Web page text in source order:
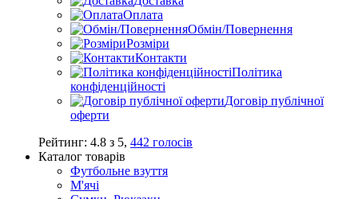
Оплата
Обмін/Повернення
Розміри
Контакти
Політика
конфіденційності
Договір публічної
оферти
Рейтинг: 4.8 з 5, 442 голосів
Каталог товарів
Футбольне взуття
М'ячі